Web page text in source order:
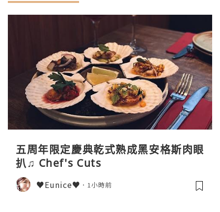
五周年限定慶典乾式熟成黑安格斯肉眼
扒♫ Chef's Cuts
♥Eunice♥ 1小時前